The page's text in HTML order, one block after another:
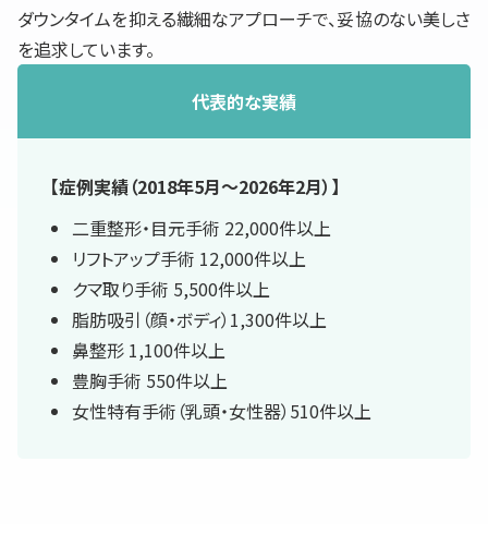
ダウンタイムを抑える繊細なアプローチで、妥協のない美しさ
を追求しています。
代表的な実績
【症例実績（2018年5月〜2026年2月）】
二重整形・目元手術 22,000件以上
リフトアップ手術 12,000件以上
クマ取り手術 5,500件以上
脂肪吸引（顔・ボディ）1,300件以上
鼻整形 1,100件以上
豊胸手術 550件以上
女性特有手術（乳頭・女性器）510件以上